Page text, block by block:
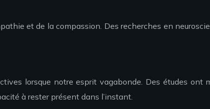
et de la compassion. Des recherches en
lorsque notre esprit vagabonde. Des études
à rester présent dans l’instant.